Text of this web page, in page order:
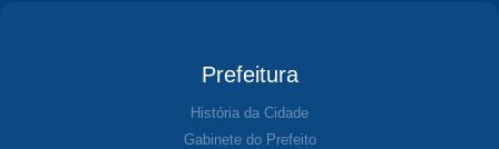
Prefeitura
História da Cidade
Gabinete do Prefeito